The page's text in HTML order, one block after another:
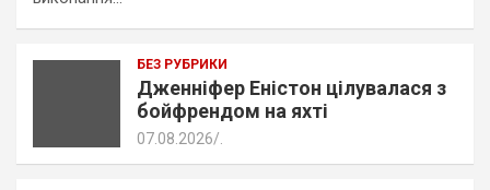
БЕЗ РУБРИКИ
Дженніфер Еністон цілувалася з
бойфрендом на яхті
07.08.2026